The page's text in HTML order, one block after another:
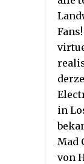
in
Mad
von